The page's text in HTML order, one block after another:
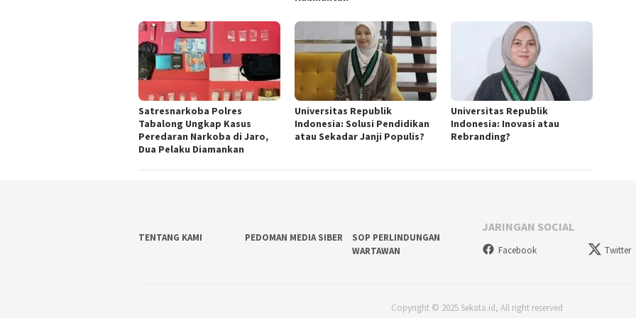
Satresnarkoba Polres
Tabalong Ungkap Kasus
Peredaran Narkoba di Jaro,
Dua Pelaku Diamankan
Universitas Republik
Indonesia: Solusi Pendidikan
atau Sekadar Janji Populis?
Universitas Republik
Indonesia: Inovasi atau
Rebranding?
TENTANG KAMI PEDOMAN MEDIA SIBER
SOP PERLINDUNGAN
WARTAWAN
JARINGAN SOCIAL
Facebook Twitter
Copyright © 2025 Sekata.id, All right reserved